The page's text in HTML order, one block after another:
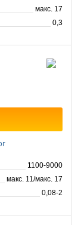
макс. 17
0,3
1100-9000
макс. 11/макс. 17
0,08-2